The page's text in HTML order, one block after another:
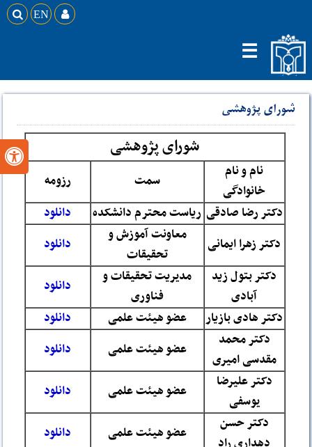
 EN 
☰
شورای پژوهشی
شورای پژوهشی
نام و نام
خانوادگی
سمت
رزومه
دکتر رضا صادقی ریاست محترم دانشکده
دانلود
دکتر زهرا ایمانی
معاونت آموزش و
تحقیقات
دانلود
دکتر بتول زید
آبادی
مدیریت تحقیقات و
فناوری
دانلود
دکتر هادی بازیار
عضو هیئت علمی
دانلود
دکتر محمد
مقدسی امیری
عضو هیئت علمی
دانلود
دکتر علیرضا
یوسفی
عضو هیئت علمی
دانلود
دکتر حسن
عضو هیئت علمی
دانلود
